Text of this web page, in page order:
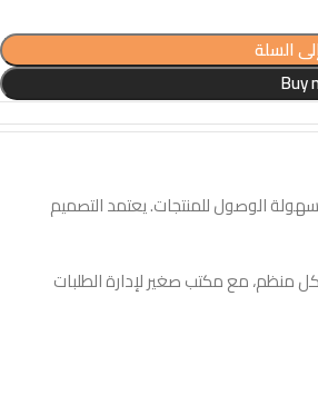
السلة
Buy
الوصول للمنتجات. يعتمد التصميم
منظم، مع مكتب صغير لإدارة الطلبات